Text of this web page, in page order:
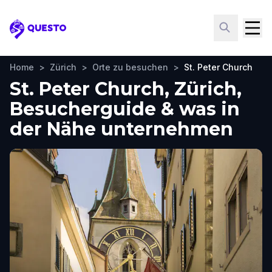
Questo
Home > Zürich > Orte zu besuchen > St. Peter Church
St. Peter Church, Zürich,
Besucherguide & was in
der Nähe unternehmen